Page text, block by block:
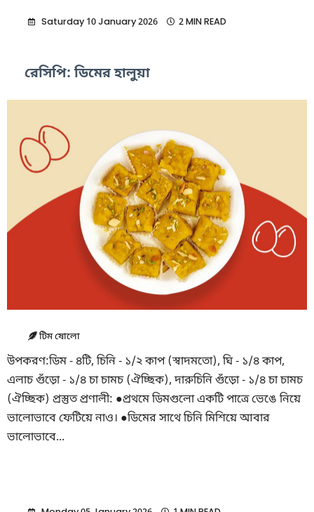
Saturday 10 January 2026 2 MIN READ
রেসিপি: ডিমের হালুয়া
টিম ষোলো
উপকরণ:ডিম - ৪টি, চিনি - ১/২ কাপ (স্বাদমতো), ঘি - ১/৪ কাপ,
এলাচ গুঁড়ো - ১/৪ চা চামচ (ঐচ্ছিক), দারুচিনি গুঁড়ো - ১/৪ চা চামচ
(ঐচ্ছিক) প্রস্তুত প্রণালী: ●প্রথমে ডিমগুলো একটি পাত্রে ভেঙে নিয়ে
ভালোভাবে ফেটিয়ে নাও। ●ডিমের সাথে চিনি মিশিয়ে আবার
ভালোভাবে...